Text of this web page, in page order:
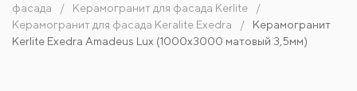
фасада
Керамогранит для фасада Kerlite
Керамогранит для фасада Keralite Exedra
Керамогранит
Kerlite Exedra Amadeus Lux (1000x3000 матовый 3,5мм)